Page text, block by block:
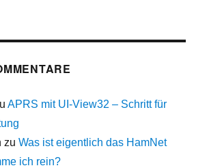
APRS mit UI-View32 – Schritt für
zuWas ist eigentlich das HamNet
ich rein?